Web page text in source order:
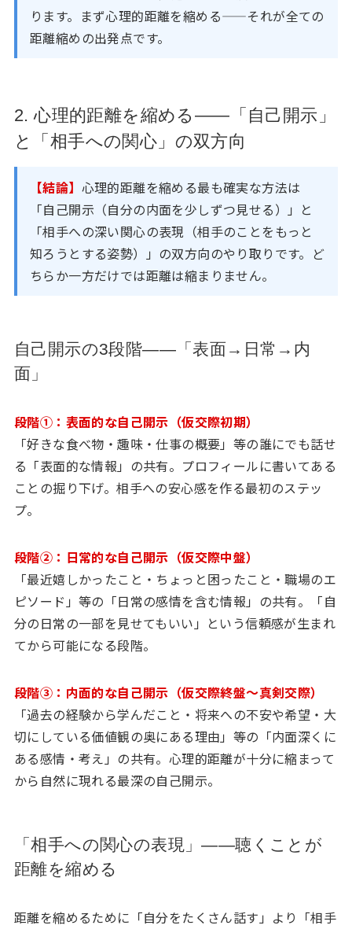
ります。まず心理的距離を縮める——それが全ての
距離縮めの出発点です。
2. 心理的距離を縮める——「自己開示」
と「相手への関心」の双方向
【結論】 心理的距離を縮める最も確実な方法は
「自己開示（自分の内面を少しずつ見せる）」と
「相手への深い関心の表現（相手のことをもっと
知ろうとする姿勢）」の双方向のやり取りです。ど
ちらか一方だけでは距離は縮まりません。
自己開示の3段階——「表面→日常→内
面」
段階①：表面的な自己開示（仮交際初期）
「好きな食べ物・趣味・仕事の概要」等の誰にでも話せ
る「表面的な情報」の共有。プロフィールに書いてある
ことの掘り下げ。相手への安心感を作る最初のステッ
プ。
段階②：日常的な自己開示（仮交際中盤）
「最近嬉しかったこと・ちょっと困ったこと・職場のエ
ピソード」等の「日常の感情を含む情報」の共有。「自
分の日常の一部を見せてもいい」という信頼感が生まれ
てから可能になる段階。
段階③：内面的な自己開示（仮交際終盤〜真剣交際）
「過去の経験から学んだこと・将来への不安や希望・大
切にしている価値観の奥にある理由」等の「内面深くに
ある感情・考え」の共有。心理的距離が十分に縮まって
から自然に現れる最深の自己開示。
「相手への関心の表現」——聴くことが
距離を縮める
距離を縮めるために「自分をたくさん話す」より「相手